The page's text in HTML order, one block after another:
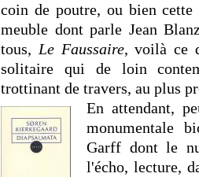
coin de poutre, ou bien cette
meuble dont parle Jean
tous, Le Faussaire, voilà ce
solitaire qui de loin
trottinant de travers, au plus
En attendant,
monumentale
Garff dont le
l'écho, lecture,